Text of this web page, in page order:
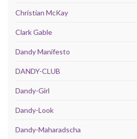
Christian McKay
Clark Gable
Dandy Manifesto
DANDY-CLUB
Dandy-Girl
Dandy-Look
Dandy-Maharadscha